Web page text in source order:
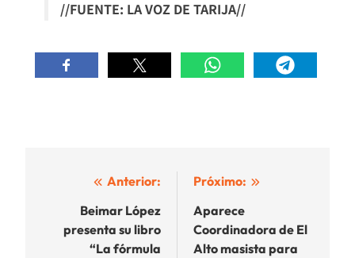
//FUENTE: LA VOZ DE TARIJA//
Navegación
entradas
Anterior:
Beimar López
presenta su libro
“La fórmula
Próximo:
Aparece
Coordinadora de El
Alto masista para